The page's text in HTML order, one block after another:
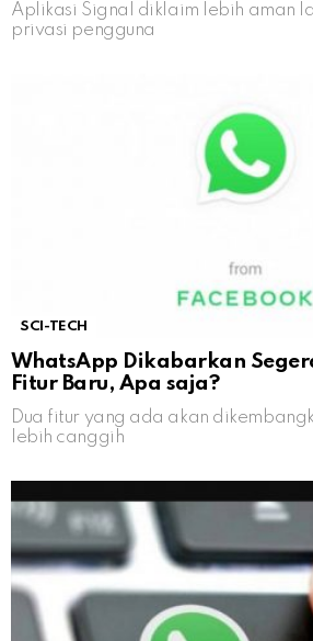
Aplikasi Signal diklaim lebih aman
privasi pengguna
SCI-TECH
WhatsApp Dikabarkan
Fitur Baru, Apa saja?
Dua fitur yang ada akan
lebih canggih